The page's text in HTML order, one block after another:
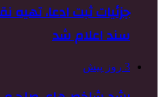
سند اعلام شد
3 روز پیش